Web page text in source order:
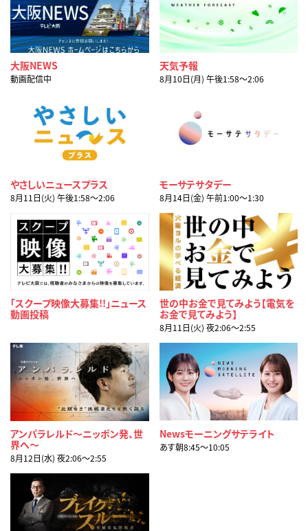
大阪NEWS
動画配信中
天気予報
8月10日(月) 午後1:58〜2:06
やさしいニュースプラス
8月11日(火) 午後1:58〜2:06
モーサテサタデー
8月14日(金) 午前1:00〜1:30
「スクープ映像大募集!!」ニュース
動画投稿
世の中お金で見てみよう【電気を
お金で見てみよう】
8月11日(火) 夜2:06〜2:55
アンパラレルド～ニッポン発、世
界へ～
8月12日(水) 夜2:06〜2:55
Newsモーニングサテライト
あす朝8:45〜10:05